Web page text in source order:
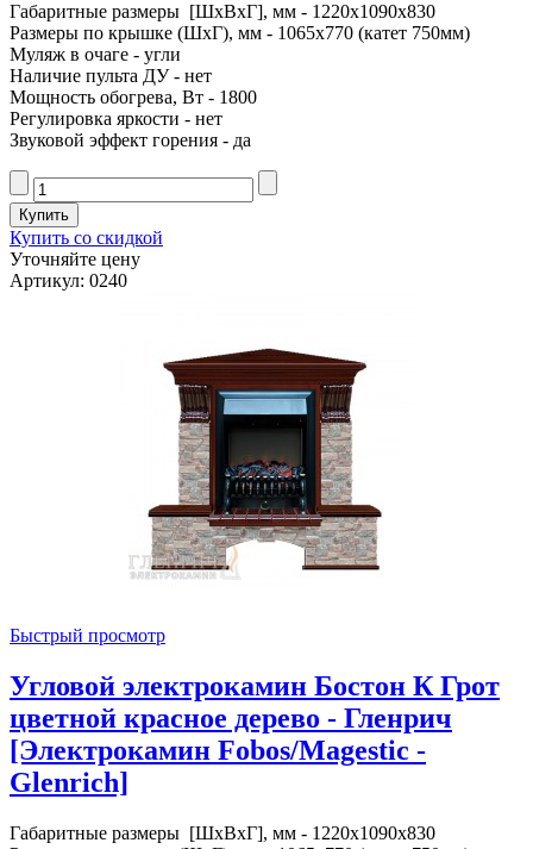
Габаритные размеры [ШxВxГ], мм - 1220x1090x830
Размеры по крышке (ШxГ), мм - 1065x770 (катет 750мм)
Муляж в очаге - угли
Наличие пульта ДУ - нет
Мощность обогрева, Вт - 1800
Регулировка яркости - нет
Звуковой эффект горения - да
Купить со скидкой
Уточняйте цену
Артикул: 0240
Быстрый просмотр
Угловой электрокамин Бостон К Грот
цветной красное дерево - Гленрич
[Электрокамин Fobos/Magestic -
Glenrich]
Габаритные размеры [ШxВxГ], мм - 1220x1090x830